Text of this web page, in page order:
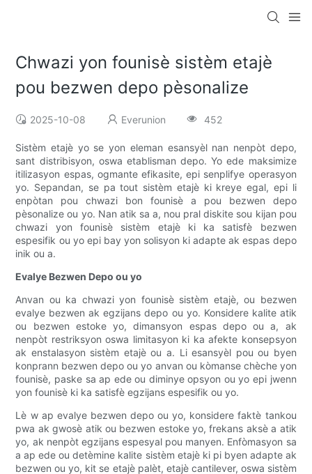
Chwazi yon founisè sistèm etajè
pou bezwen depo pèsonalize
2025-10-08 Everunion 452
Sistèm etajè yo se yon eleman esansyèl nan nenpòt depo,
sant distribisyon, oswa etablisman depo. Yo ede maksimize
itilizasyon espas, ogmante efikasite, epi senplifye operasyon
yo. Sepandan, se pa tout sistèm etajè ki kreye egal, epi li
enpòtan pou chwazi bon founisè a pou bezwen depo
pèsonalize ou yo. Nan atik sa a, nou pral diskite sou kijan pou
chwazi yon founisè sistèm etajè ki ka satisfè bezwen
espesifik ou yo epi bay yon solisyon ki adapte ak espas depo
inik ou a.
Evalye Bezwen Depo ou yo
Anvan ou ka chwazi yon founisè sistèm etajè, ou bezwen
evalye bezwen ak egzijans depo ou yo. Konsidere kalite atik
ou bezwen estoke yo, dimansyon espas depo ou a, ak
nenpòt restriksyon oswa limitasyon ki ka afekte konsepsyon
ak enstalasyon sistèm etajè ou a. Li esansyèl pou ou byen
konprann bezwen depo ou yo anvan ou kòmanse chèche yon
founisè, paske sa ap ede ou diminye opsyon ou yo epi jwenn
yon founisè ki ka satisfè egzijans espesifik ou yo.
Lè w ap evalye bezwen depo ou yo, konsidere faktè tankou
pwa ak gwosè atik ou bezwen estoke yo, frekans aksè a atik
yo, ak nenpòt egzijans espesyal pou manyen. Enfòmasyon sa
a ap ede ou detèmine kalite sistèm etajè ki pi byen adapte ak
bezwen ou yo, kit se etajè palèt, etajè cantilever, oswa sistèm